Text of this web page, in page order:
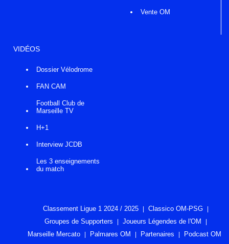
Vente OM
VIDÉOS
Dossier Vélodrome
FAN CAM
Football Club de
Marseille TV
H+1
Interview JCDB
Les 3 enseignements
du match
Classement Ligue 1 2024 / 2025
Classico OM-PSG
Groupes de Supporters
Joueurs Légendes de l'OM
Marseille Mercato
Palmares OM Partenaires
Podcast OM